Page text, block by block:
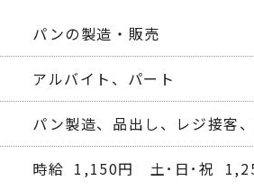
パンの製造・販売
アルバイト、パート
パン製造、品出し、レジ接客
時給  1,150円　土･日･祝